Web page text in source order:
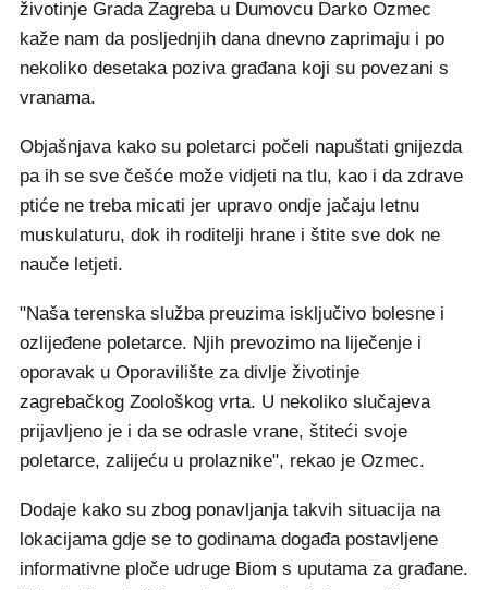
životinje Grada Zagreba u Dumovcu Darko Ozmec
kaže nam da posljednjih dana dnevno zaprimaju i po
nekoliko desetaka poziva građana koji su povezani s
vranama.
Objašnjava kako su poletarci počeli napuštati gnijezda
pa ih se sve češće može vidjeti na tlu, kao i da zdrave
ptiće ne treba micati jer upravo ondje jačaju letnu
muskulaturu, dok ih roditelji hrane i štite sve dok ne
nauče letjeti.
"Naša terenska služba preuzima isključivo bolesne i
ozlijeđene poletarce. Njih prevozimo na liječenje i
oporavak u Oporavilište za divlje životinje
zagrebačkog Zoološkog vrta. U nekoliko slučajeva
prijavljeno je i da se odrasle vrane, štiteći svoje
poletarce, zalijeću u prolaznike", rekao je Ozmec.
Dodaje kako su zbog ponavljanja takvih situacija na
lokacijama gdje se to godinama događa postavljene
informativne ploče udruge Biom s uputama za građane.